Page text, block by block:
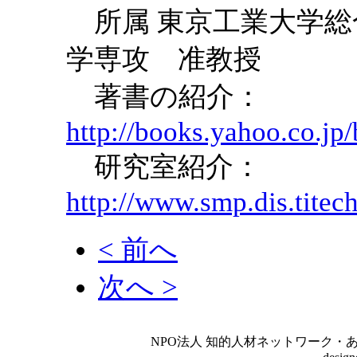
所属 東京工業大学
学専攻 准教授
著書の紹介：
http://
研究室紹介：
http://
< 前へ
次へ >
NPO法人 知的人材ネットワーク・